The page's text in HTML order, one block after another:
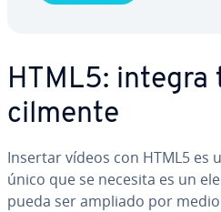
HTML5:
ci­l­me­n­te
Insertar vídeos con HTML5 es
único que se necesita es un
pueda ser ampliado por